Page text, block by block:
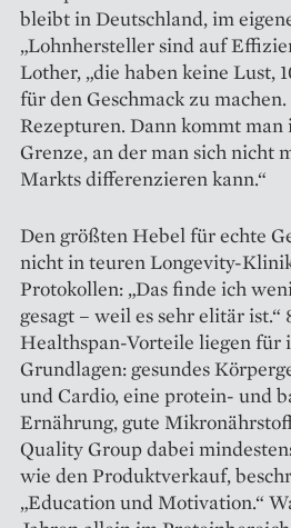
bleibt in Deutschland, im
„Lohnhersteller sind auf
Lother, „die haben keine Lust,
für den Geschmack zu
Rezepturen. Dann kommt
Grenze, an der man sich nicht
Markts differenzieren kann.“
Den größten Hebel für echte
nicht in teuren Longevity-
Protokollen: „Das finde ich
gesagt – weil es sehr elitär ist.“
Health­span-Vorteile liegen für
Grundlagen: gesundes
und Cardio, eine protein- und
Ernährung, gute
Quality Group dabei
wie den Produktverkauf,
„Education und Motivation.“